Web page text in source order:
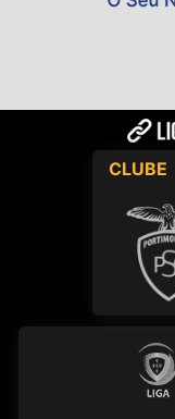
CLUBE